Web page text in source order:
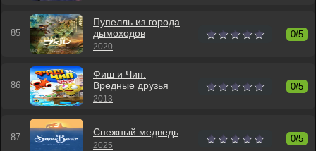
Пупелль из города
дымоходов
2020
0/5
Фиш и Чип.
Вредные друзья
2013
0/5
Снежный медведь
2025
0/5